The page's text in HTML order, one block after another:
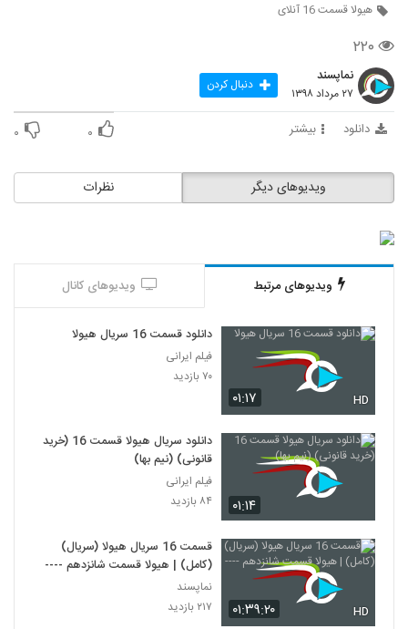
هیولا قسمت 16 آنلای
۲۲۰
نماپسند
۲۷ مرداد ۱۳۹۸ دنبال کردن
دانلود بیشتر ۰ ۰
نظرات ویدیوهای دیگر
ویدیوهای مرتبط ویدیوهای کانال
۰۱:۱۷ HD
دانلود قسمت 16 سریال هیولا
فیلم ایرانی
۷۰ بازدید
۰۱:۱۴
دانلود سریال هیولا قسمت 16 (خرید
قانونی) (نیم بها)
فیلم ایرانی
۸۴ بازدید
۰۱:۳۹:۲۰ HD
قسمت 16 سریال هیولا (سریال)
(کامل) | هیولا قسمت شانزدهم ----
نماپسند
۲۱۷ بازدید